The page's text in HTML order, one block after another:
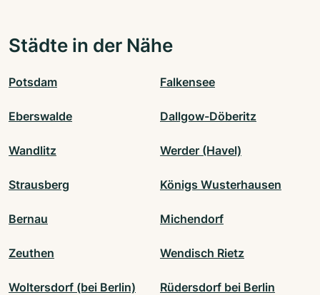
Städte in der Nähe
Potsdam Falkensee
Eberswalde Dallgow-Döberitz
Wandlitz Werder (Havel)
Strausberg Königs Wusterhausen
Bernau Michendorf
Zeuthen Wendisch Rietz
Woltersdorf (bei Berlin) Rüdersdorf bei Berlin